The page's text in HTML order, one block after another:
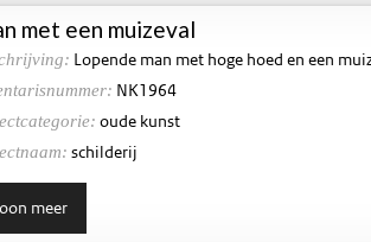
met een muizeval
Lopende man met hoge hoed en een
NK1964
oude kunst
schilderij
meer